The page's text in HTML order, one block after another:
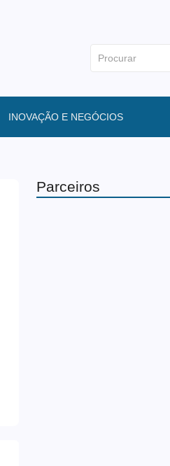
INOVAÇÃO E NEGÓCIOS
Parceiros